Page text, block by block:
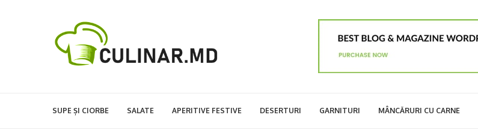
SUPE ȘI CIORBE SALATE APERITIVE FESTIVE DESERTURI GARNITURI MÂNCĂRURI CU CARNE